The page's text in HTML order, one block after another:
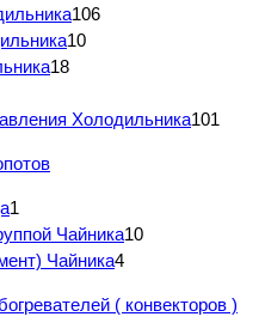
106
10
18
Холодильника101
1
Чайника10
Чайника4
( конвекторов )